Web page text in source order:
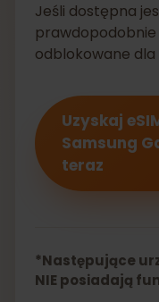
Jeśli dostępna
prawdopodobnie
odblokowane dla
Uzyskaj
Samsung
teraz
*Następujące
NIE posiadają